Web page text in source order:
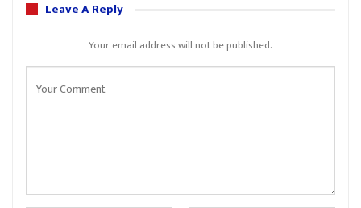
Leave A Reply
Your email address will not be published.